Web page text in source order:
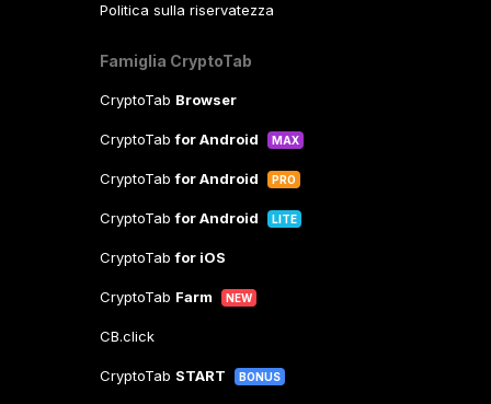
Politica sulla riservatezza
Famiglia CryptoTab
CryptoTab Browser
CryptoTabfor Android MAX
CryptoTabfor Android PRO
CryptoTabfor Android LITE
CryptoTabfor iOS
CryptoTab Farm NEW
CB.click
CryptoTab START BONUS